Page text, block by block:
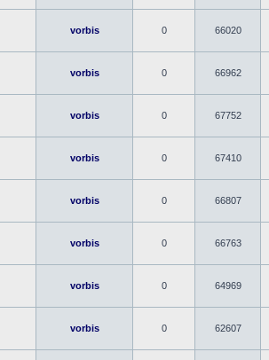
vorbis 0 66020
vorbis 0 66962
vorbis 0 67752
vorbis 0 67410
vorbis 0 66807
vorbis 0 66763
vorbis 0 64969
vorbis 0 62607